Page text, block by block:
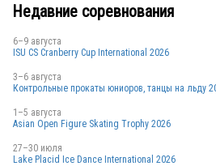
Недавние соревнования
6–9 августа
ISU CS Cranberry Cup International 2026
3–6 августа
Контрольные прокаты юниоров, танцы на льду
1–5 августа
Asian Open Figure Skating Trophy 2026
27–30 июля
Lake Placid Ice Dance International 2026